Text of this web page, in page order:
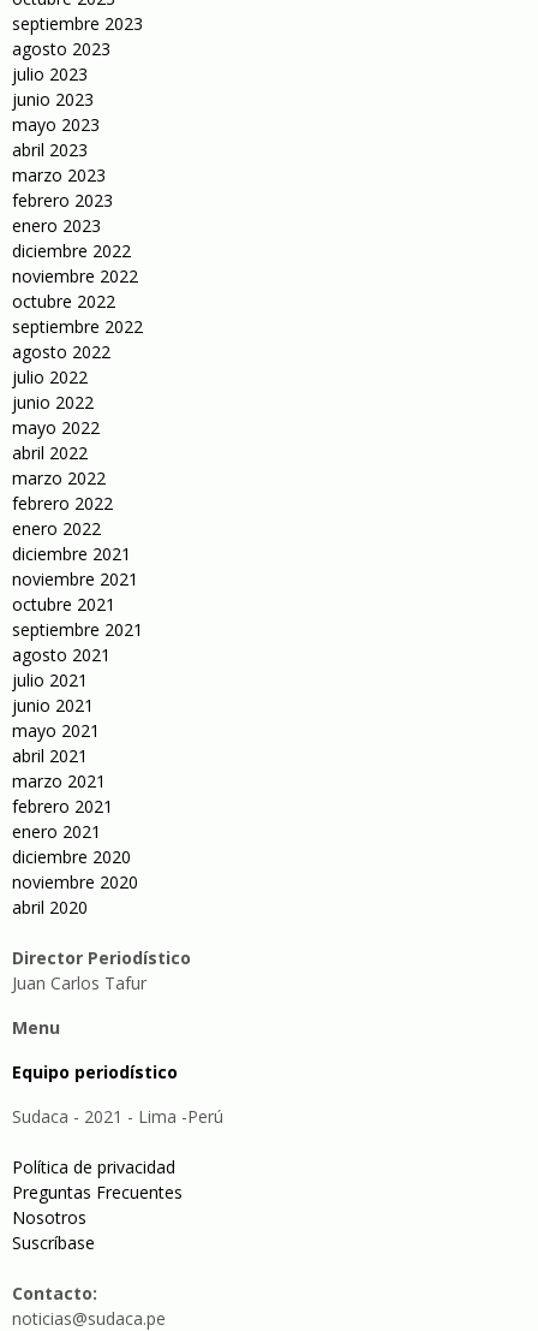
septiembre 2023
agosto 2023
julio 2023
junio 2023
mayo 2023
abril 2023
marzo 2023
febrero 2023
enero 2023
diciembre 2022
noviembre 2022
octubre 2022
septiembre 2022
agosto 2022
julio 2022
junio 2022
mayo 2022
abril 2022
marzo 2022
febrero 2022
enero 2022
diciembre 2021
noviembre 2021
octubre 2021
septiembre 2021
agosto 2021
julio 2021
junio 2021
mayo 2021
abril 2021
marzo 2021
febrero 2021
enero 2021
diciembre 2020
noviembre 2020
abril 2020
Director Periodístico
Juan Carlos Tafur
Menu
Equipo periodístico
Sudaca - 2021 - Lima -Perú
Política de privacidad
Preguntas Frecuentes
Nosotros
Suscríbase
Contacto:
noticias@sudaca.pe